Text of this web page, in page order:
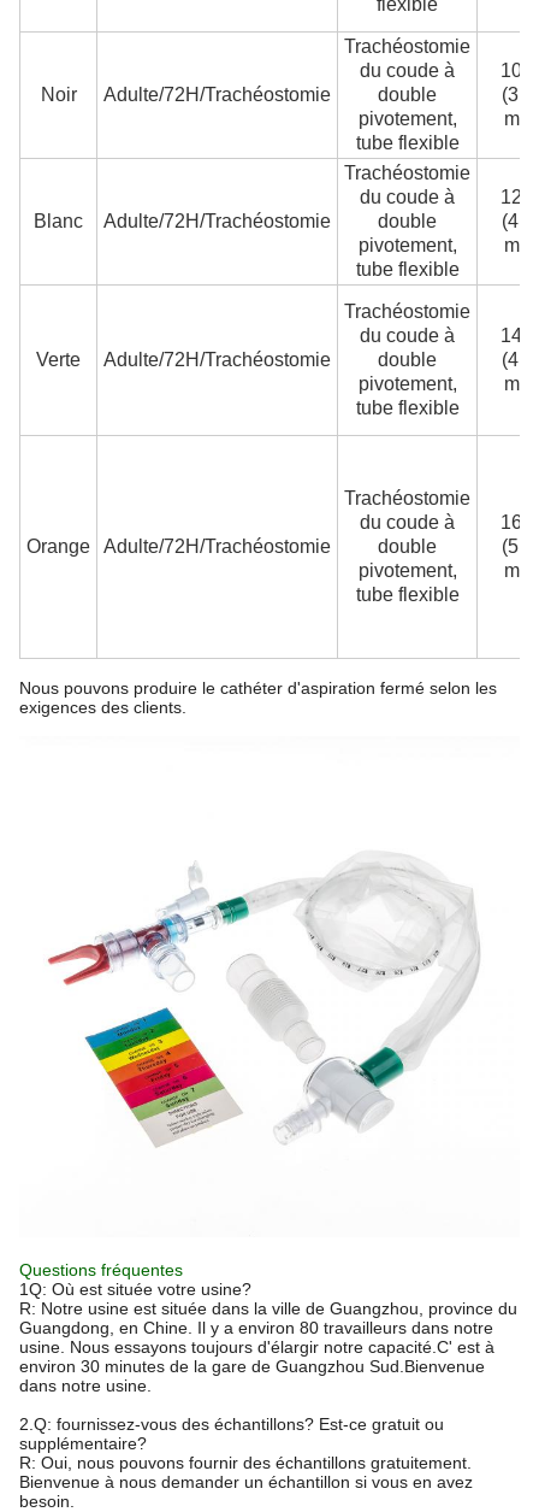
flexible
Noir Adulte/72H/Trachéostomie
Trachéostomie
du coude à
double
pivotement,
tube flexible
10
Blanc Adulte/72H/Trachéostomie
Trachéostomie
du coude à
double
pivotement,
tube flexible
12
Verte Adulte/72H/Trachéostomie
Trachéostomie
du coude à
double
pivotement,
tube flexible
14
Orange Adulte/72H/Trachéostomie
Trachéostomie
du coude à
double
pivotement,
tube flexible
16
Nous pouvons produire le cathéter d'aspiration fermé selon les
exigences des clients.
Questions fréquentes
1Q: Où est située votre usine?
R: Notre usine est située dans la ville de Guangzhou, province du
Guangdong, en Chine. Il y a environ 80 travailleurs dans notre
usine. Nous essayons toujours d'élargir notre capacité.C' est à
environ 30 minutes de la gare de Guangzhou Sud.Bienvenue
dans notre usine.
2.Q: fournissez-vous des échantillons? Est-ce gratuit ou
supplémentaire?
R: Oui, nous pouvons fournir des échantillons gratuitement.
Bienvenue à nous demander un échantillon si vous en avez
besoin.